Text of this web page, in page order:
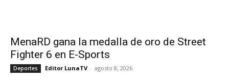
MenaRD gana la medalla de oro de Street
Fighter 6 en E-Sports
Deportes Editor LunaTV - agosto 8, 2026